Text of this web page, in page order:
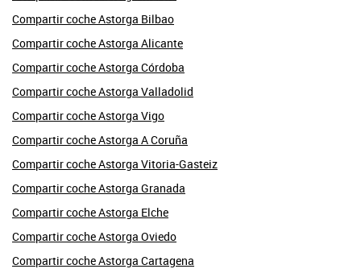
Compartir coche Astorga Bilbao
Compartir coche Astorga Alicante
Compartir coche Astorga Córdoba
Compartir coche Astorga Valladolid
Compartir coche Astorga Vigo
Compartir coche Astorga A Coruña
Compartir coche Astorga Vitoria-Gasteiz
Compartir coche Astorga Granada
Compartir coche Astorga Elche
Compartir coche Astorga Oviedo
Compartir coche Astorga Cartagena